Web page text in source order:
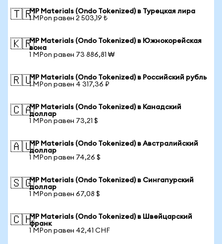
🇹🇷MP Materials (Ondo Tokenized) в Турецкая лира
1 MPon равен 2 503,19 ₺
🇰🇷MP Materials (Ondo Tokenized) в Южнокорейская
вона
1 MPon равен 73 886,81 ₩
🇷🇺MP Materials (Ondo Tokenized) в Российский рубль
1 MPon равен 4 317,36 ₽
🇨🇦MP Materials (Ondo Tokenized) в Канадский
доллар
1 MPon равен 73,21 $
🇦🇺MP Materials (Ondo Tokenized) в Австралийский
доллар
1 MPon равен 74,26 $
🇸🇬MP Materials (Ondo Tokenized) в Сингапурский
доллар
1 MPon равен 67,08 $
🇨🇭MP Materials (Ondo Tokenized) в Швейцарский
франк
1 MPon равен 42,41 CHF